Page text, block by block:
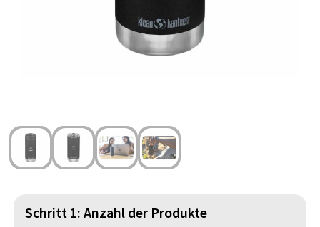
Gesichtsmasken und Mundschutzmasken
St. Nikolaus
Schritt 1: Anzahl der Produkte